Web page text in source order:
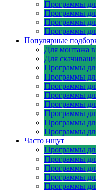
Программы
Программы
Программы
Программы
Популярные
Для монтажа
Для
Программы
Программы
Программы
Программы
Программы
Программы
Программы
Программы
Часто ищут
Программы
Программы
Программы
Программы
Программы